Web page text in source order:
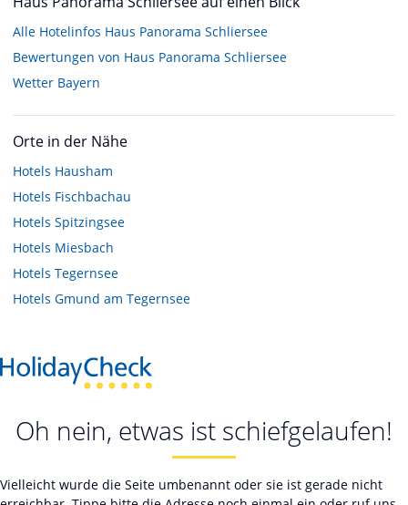
Alle Hotelinfos Haus Panorama Schliersee
Bewertungen von Haus Panorama Schliersee
Wetter Bayern
Orte in der Nähe
Hotels Hausham
Hotels Fischbachau
Hotels Spitzingsee
Hotels Miesbach
Hotels Tegernsee
Hotels Gmund am Tegernsee
Oh nein, etwas ist schiefgelaufen!
Vielleicht wurde die Seite umbenannt oder sie ist gerade nicht